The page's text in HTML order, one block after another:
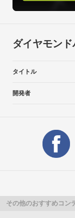
ダイヤモン
タイトル
開発者
その他のおすすめコン